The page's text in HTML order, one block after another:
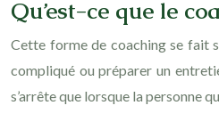
Qu’est-ce que le
Cette forme de coaching se fait
compliqué ou préparer un
s’arrête que lorsque la personne